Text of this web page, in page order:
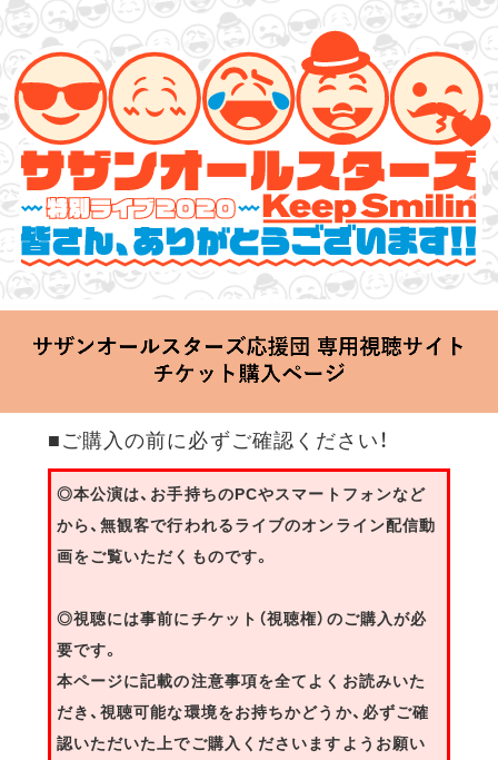
サザンオールスターズ 特別ライブ 2020
「Keep Smilin’～皆さん、ありがとうございます!!～」
2020.06.25 Thu 20:00 Start at 横浜アリーナ
■ご購入の前に必ずご確認ください！
◎本公演は、お手持ちのPCやスマートフォンなど
から、無観客で行われるライブのオンライン配信動
画をご覧いただくものです。
◎視聴には事前にチケット（視聴権）のご購入が必
要です。
本ページに記載の注意事項を全てよくお読みいた
だき、視聴可能な環境をお持ちかどうか、必ずご確
認いただいた上でご購入くださいますようお願い